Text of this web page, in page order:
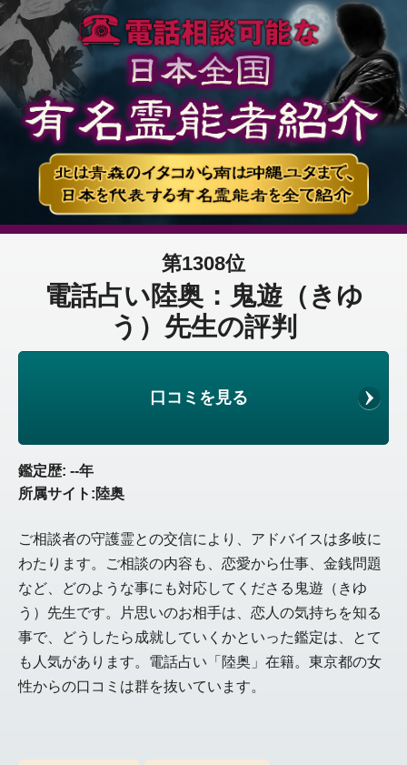
第1308位
電話占い陸奥：鬼遊（きゆ
う）先生の評判
口コミを見る
鑑定歴: --年
所属サイト:陸奥
ご相談者の守護霊との交信により、アドバイスは多岐に
わたります。ご相談の内容も、恋愛から仕事、金銭問題
など、どのような事にも対応してくださる鬼遊（きゆ
う）先生です。片思いのお相手は、恋人の気持ちを知る
事で、どうしたら成就していくかといった鑑定は、とて
も人気があります。電話占い「陸奥」在籍。東京都の女
性からの口コミは群を抜いています。